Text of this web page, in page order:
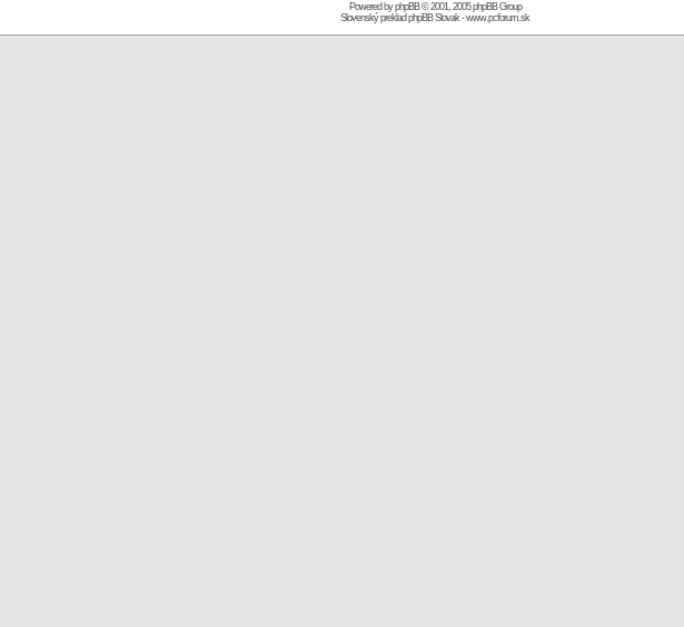
Powered byphpBB© 2001, 2005 phpBB Group
Slovenský preklad phpBB Slovak-www.pcforum.sk